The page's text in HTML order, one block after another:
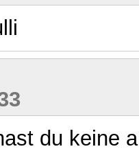
du keine